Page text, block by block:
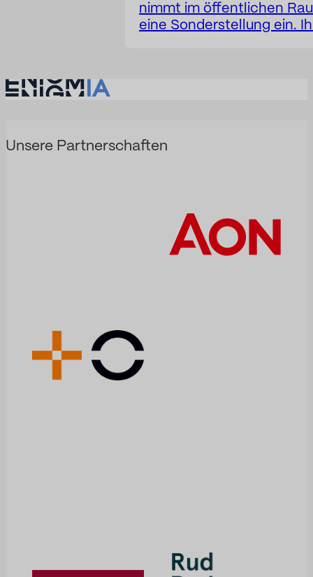
nimmt im öffentlichen
eine Sonderstellung ein.
Gleichzeitig agiert sie in
bedeutende Rolle spielen.
Unsere Partnerschaften